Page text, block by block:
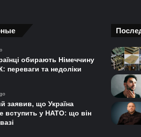
обирають Німеччину
переваги та недоліки
заявив, що Україна
вступить у НАТО: що він